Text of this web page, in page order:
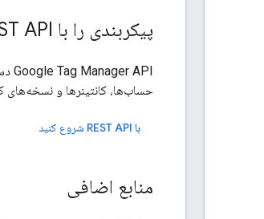
پیکربندی را با REST API به صورت خودکار انجام دهید
حساب‌ها، کانتینرها و نسخه‌های
با REST API شروع کنید
منابع اضافی